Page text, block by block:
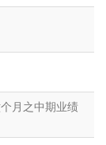
月之中期业绩